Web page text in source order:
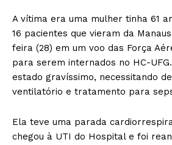
A vítima era uma mulher tinha 61
16 pacientes que vieram da
feira (28) em um voo das Força
para serem internados no HC-
estado gravíssimo, necessitando
ventilatório e tratamento para
Ela teve uma parada
chegou à UTI do Hospital e foi